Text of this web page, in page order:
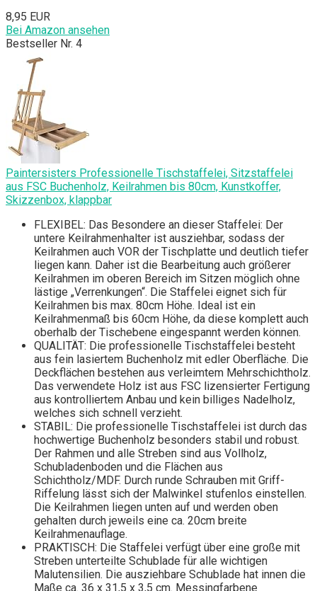
8,95 EUR
Bei Amazon ansehen
Bestseller Nr. 4
Paintersisters Professionelle Tischstaffelei, Sitzstaffelei
aus FSC Buchenholz, Keilrahmen bis 80cm, Kunstkoffer,
Skizzenbox, klappbar
FLEXIBEL: Das Besondere an dieser Staffelei: Der
untere Keilrahmenhalter ist ausziehbar, sodass der
Keilrahmen auch VOR der Tischplatte und deutlich tiefer
liegen kann. Daher ist die Bearbeitung auch größerer
Keilrahmen im oberen Bereich im Sitzen möglich ohne
lästige „Verrenkungen“. Die Staffelei eignet sich für
Keilrahmen bis max. 80cm Höhe. Ideal ist ein
Keilrahmenmaß bis 60cm Höhe, da diese komplett auch
oberhalb der Tischebene eingespannt werden können.
QUALITÄT: Die professionelle Tischstaffelei besteht
aus fein lasiertem Buchenholz mit edler Oberfläche. Die
Deckflächen bestehen aus verleimtem Mehrschichtholz.
Das verwendete Holz ist aus FSC lizensierter Fertigung
aus kontrolliertem Anbau und kein billiges Nadelholz,
welches sich schnell verzieht.
STABIL: Die professionelle Tischstaffelei ist durch das
hochwertige Buchenholz besonders stabil und robust.
Der Rahmen und alle Streben sind aus Vollholz,
Schubladenboden und die Flächen aus
Schichtholz/MDF. Durch runde Schrauben mit Griff-
Riffelung lässt sich der Malwinkel stufenlos einstellen.
Die Keilrahmen liegen unten auf und werden oben
gehalten durch jeweils eine ca. 20cm breite
Keilrahmenauflage.
PRAKTISCH: Die Staffelei verfügt über eine große mit
Streben unterteilte Schublade für alle wichtigen
Malutensilien. Die ausziehbare Schublade hat innen die
Maße ca. 36 x 31,5 x 3,5 cm. Messingfarbene